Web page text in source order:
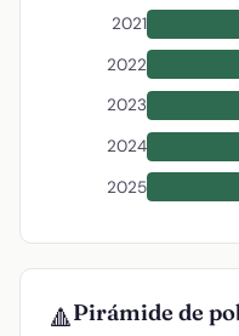
2021
2022
2023
2024
2025
🔺Pirámide de